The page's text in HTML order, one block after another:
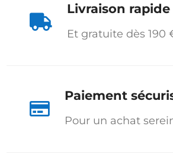

Livraison rapide
Et gratuite dès 190

Paiement
Pour un achat